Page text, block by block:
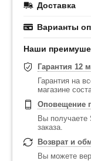
Доставка
Варианты
Наши
Гарантия 12
Гарантия на
магазине
Оповещение
Вы получаете
заказа.
Возврат и
Вы можете